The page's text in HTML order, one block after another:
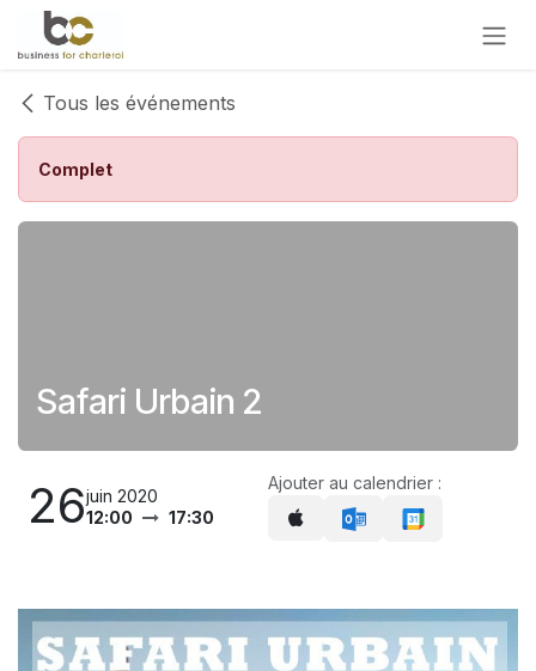
Se rendre au contenu
Tous les événements
Complet
Safari Urbain 2
26juin 2020
12:00
17:30
Ajouter au calendrier :